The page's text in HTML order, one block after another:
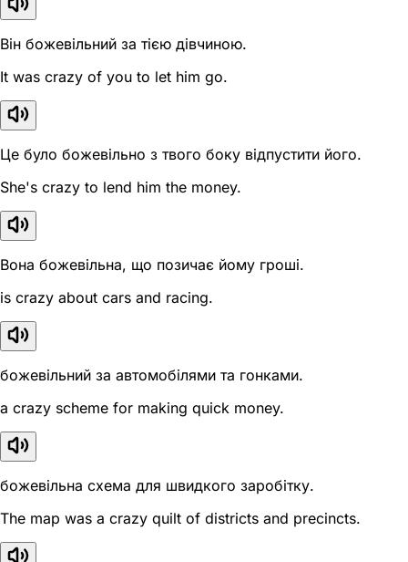
Він божевільний за тією дівчиною.
It was crazy of you to let him go.
Це було божевільно з твого боку відпустити його.
She's crazy to lend him the money.
Вона божевільна, що позичає йому гроші.
is crazy about cars and racing.
божевільний за автомобілями та гонками.
a crazy scheme for making quick money.
божевільна схема для швидкого заробітку.
The map was a crazy quilt of districts and precincts.